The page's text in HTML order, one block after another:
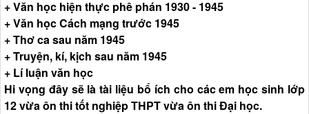
+ Văn học hiện thực phê phán 1930 - 1945
+ Văn học Cách mạng trước 1945
+ Thơ ca sau năm 1945
+ Truyện, kí, kịch sau năm 1945
+ Lí luận văn học
Hi vọng đây sẽ là tài liệu bổ ích cho các em học sinh lớp
12 vừa ôn thi tốt nghiệp THPT vừa ôn thi Đại học.